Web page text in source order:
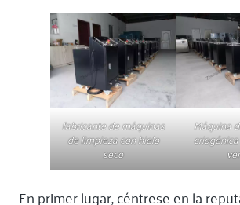
fabricante de máquinas
de limpieza con hielo
seco
Máquina
En primer lugar, céntrese en la